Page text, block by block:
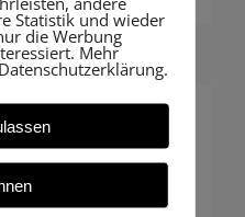
profitieren
Statistik und wieder
die Werbung
Mehr